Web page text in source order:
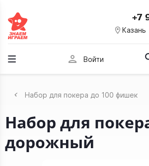
room Казань
+7
person Войти
Набор для покера до 100 фишек
Набор для
дорожный